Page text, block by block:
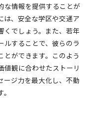
な情報を提供することが
は、安全な学区や交通ア
くでしょう。また、若年
ルすることで、彼らのラ
とができます。このよう
値観に合わせたストーリ
ージ力を最大化し、不動